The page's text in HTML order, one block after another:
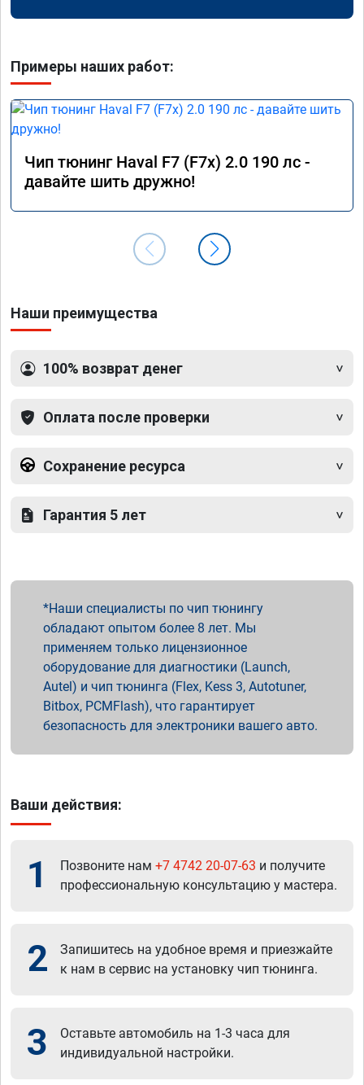
Примеры наших работ:
Чип тюнинг Haval F7 (F7x) 2.0 190 лс -
давайте шить дружно!
Наши преимущества
100% возврат денег
Оплата после проверки
Сохранение ресурса
Гарантия 5 лет
Наши специалисты по чип тюнингу
обладают опытом более 8 лет. Мы
применяем только лицензионное
оборудование для диагностики (Launch,
Autel) и чип тюнинга (Flex, Kess 3, Autotuner,
Bitbox, PCMFlash), что гарантирует
безопасность для электроники вашего авто.
Ваши действия:
1 Позвоните нам +7 4742 20-07-63 и получите
профессиональную консультацию у мастера.
2
Запишитесь на удобное время и приезжайте
к нам в сервис на установку чип тюнинга.
3
Оставьте автомобиль на 1-3 часа для
индивидуальной настройки.